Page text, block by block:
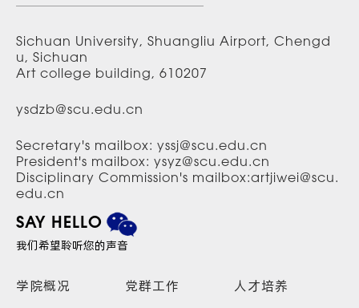
Sichuan University, Shuangliu Airport, Chengd
u, Sichuan
Art college building, 610207
ysdzb@scu.edu.cn
Secretary's mailbox: yssj@scu.edu.cn
President's mailbox: ysyz@scu.edu.cn
Disciplinary Commission's mailbox:artjiwei@scu.
edu.cn
SAY HELLO
我们希望聆听您的声音
学院概况 党群工作
人才培养